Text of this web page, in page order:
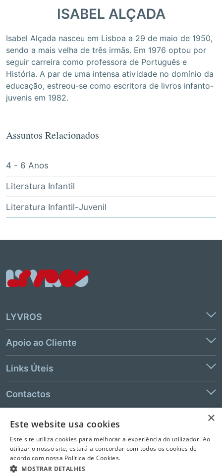
ISABEL ALÇADA
Isabel Alçada nasceu em Lisboa a 29 de maio de 1950,
sendo a mais velha de três irmãs. Em 1976 optou por
seguir carreira como professora de Português e
História. A par de uma intensa atividade no domínio da
educação, estreou-se como escritora de livros infanto-
juvenis em 1982.
Assuntos Relacionados
4 - 6 Anos
Literatura Infantil
Literatura Infantil-Juvenil
LYVROS
Apoio ao Cliente
Links Úteis
Contactos
© 2026 LeYa, S.A. Todos os direitos reservados. Não é permitida a
extração de texto e de dados.
×
Este website usa cookies
Este site utiliza cookies para melhorar a experiência do utilizador. Ao
utilizar o nosso site, estará a concordar com todos os cookies de
acordo com nossa Política de Cookies.
MOSTRAR DETALHES